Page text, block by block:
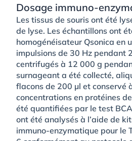
Dosage immuno-
Les tissus de souris ont été
de lyse. Les échantillons ont
homogénéisateur Qsonica en
impulsions de 30 Hz pendant
centrifugés à 12 000 g
surnageant a été collecté,
flacons de 200 µl et conservé
concentrations en protéines
été quantifiées par le test
ont été analysés à l’aide de
immuno-enzymatique pour le